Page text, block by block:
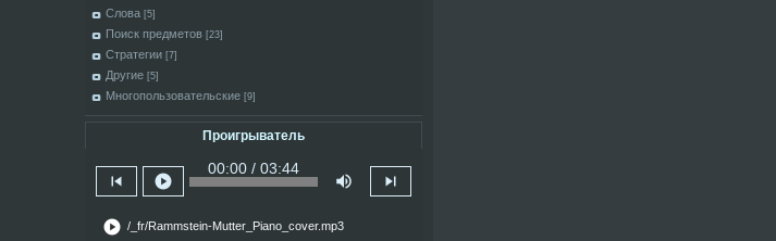
Слова [5]
Поиск предметов [23]
Стратегии [7]
Другие [5]
Многопользовательские [9]
Проигрыватель
skip_previous play_circle
00:00 / 03:44
volume_up skip_next
play_circle /_fr/Rammstein-Mutter_Piano_cover.mp3